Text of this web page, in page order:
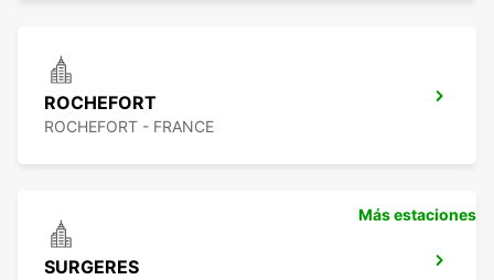
ROCHEFORT
ROCHEFORT - FRANCE
SURGERES
Más estaciones